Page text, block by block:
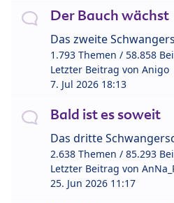
Der Bauch wächst
Das zweite
1.793 Themen / 58.858
Letzter Beitrag von Anigo
7. Jul 2026 18:13
Bald ist es soweit
Das dritte
2.638 Themen / 85.293
Letzter Beitrag von
25. Jun 2026 11:17